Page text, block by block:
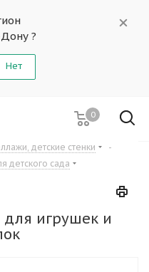
?
Нет
0
детские стенки
-
детского сада
для игрушек и